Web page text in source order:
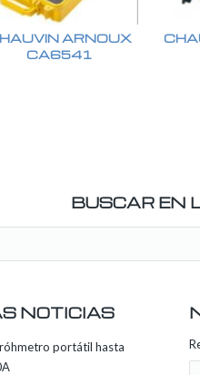
ARNOUX
CA6541
BUSCAR EN
NOTICIAS
portátil hasta